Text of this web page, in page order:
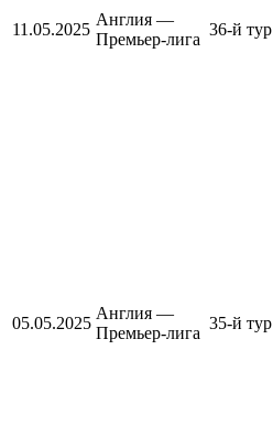
11.05.2025
Англия —
Премьер-лига
36-й тур
05.05.2025
Англия —
Премьер-лига
35-й тур